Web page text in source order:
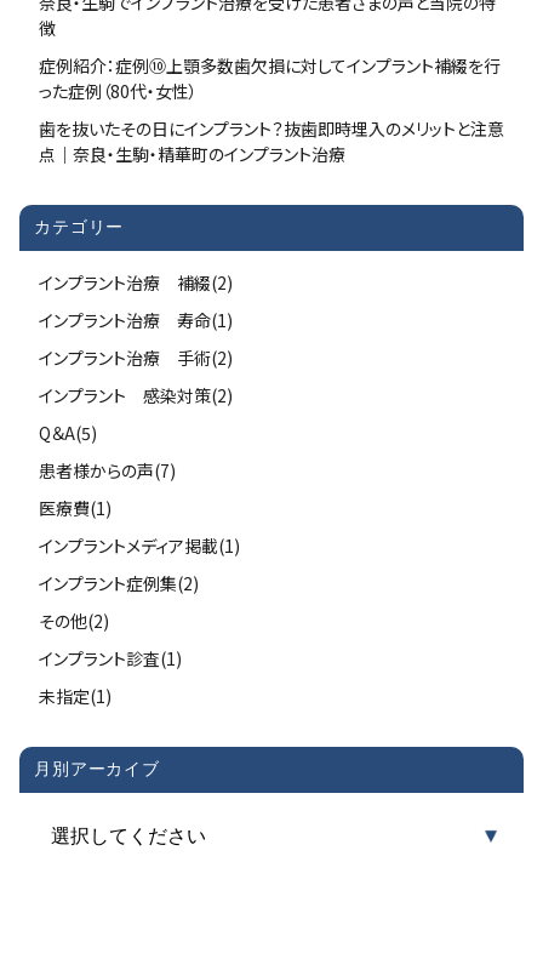
徴
症例紹介：症例⑩上顎多数歯欠損に対してインプラント補綴を行
った症例（80代・女性）
歯を抜いたその日にインプラント？抜歯即時埋入のメリットと注意
点｜奈良・生駒・精華町のインプラント治療
カテゴリー
インプラント治療 補綴(2)
インプラント治療 寿命(1)
インプラント治療 手術(2)
インプラント 感染対策(2)
Q＆A(5)
患者様からの声(7)
医療費(1)
インプラントメディア掲載(1)
インプラント症例集(2)
その他(2)
インプラント診査(1)
未指定(1)
月別アーカイブ